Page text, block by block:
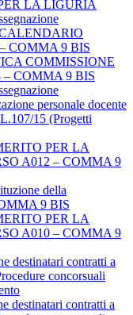
LA LIGURIA
COMMA 9 BIS
COMMISSIONE
COMMA 9 BIS
personale docente
15 (Progetti
PER LA
A012 – COMMA 9
della
9 BIS
PER LA
A010 – COMMA 9
destinatari contratti a
concorsuali
destinatari contratti a